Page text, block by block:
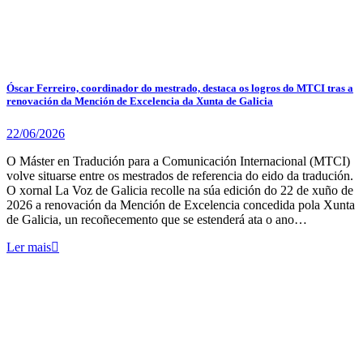
Óscar Ferreiro, coordinador do mestrado, destaca os logros do MTCI tras a
renovación da Mención de Excelencia da Xunta de Galicia
22/06/2026
O Máster en Tradución para a Comunicación Internacional (MTCI)
volve situarse entre os mestrados de referencia do eido da tradución.
O xornal La Voz de Galicia recolle na súa edición do 22 de xuño de
2026 a renovación da Mención de Excelencia concedida pola Xunta
de Galicia, un recoñecemento que se estenderá ata o ano…
Ler mais